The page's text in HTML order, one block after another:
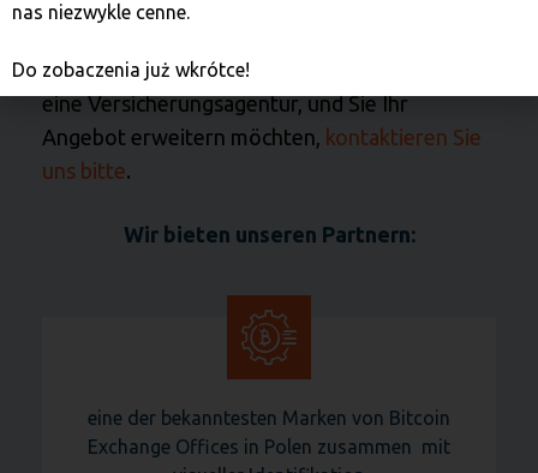
Pfandhaus, eine Wechselstube, einen Laden,
eine Versicherungsagentur, und Sie Ihr
Angebot erweitern möchten, kontaktieren Sie
uns bitte.
Wir bieten unseren Partnern:
eine der bekanntesten Marken von Bitcoin
Exchange Offices in Polen zusammen mit
nas niezwykle cenne.
Do zobaczenia już wkrótce!